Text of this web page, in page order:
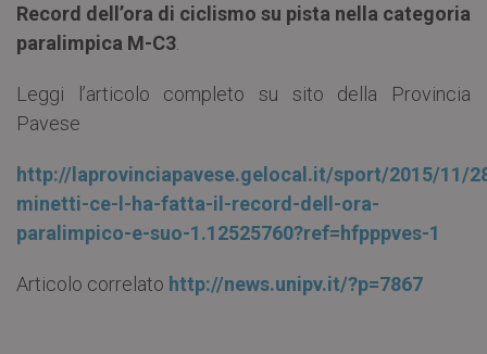
Record dell’ora di ciclismo su pista nella categoria
paralimpica M-C3
Leggi l’articolo completo su sito della Provincia
Pavese
http://laprovinciapavese.gelocal.it/sport/2015/11/
minetti-ce-l-ha-fatta-il-record-dell-ora-
paralimpico-e-suo-1.12525760?ref=hfpppves-1
Articolo correlato http://news.unipv.it/?p=7867